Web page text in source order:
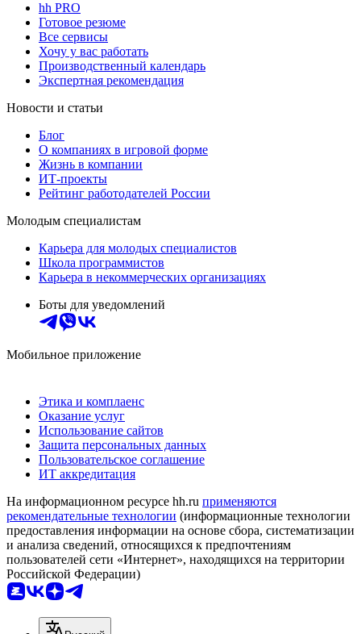
hh PRO
Готовое резюме
Все сервисы
Хочу у вас работать
Производственный календарь
Экспертная рекомендация
Новости и статьи
Блог
О компаниях в игровой форме
Жизнь в компании
ИТ-проекты
Рейтинг работодателей России
Молодым специалистам
Карьера для молодых специалистов
Школа программистов
Карьера в некоммерческих организациях
Боты для уведомлений
Мобильное приложение
Этика и комплаенс
Оказание услуг
Использование сайтов
Защита персональных данных
Пользовательское соглашение
ИТ аккредитация
На информационном ресурсе hh.ru применяются
рекомендательные технологии (информационные технологии
предоставления информации на основе сбора, систематизации
и анализа сведений, относящихся к предпочтениям
пользователей сети «Интернет», находящихся на территории
Российской Федерации)